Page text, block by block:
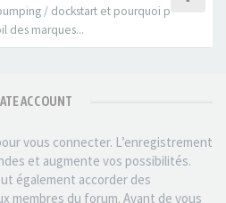
/ dockstart et pourquoi p
des marques...
ACCOUNT
vous connecter. L’enregistrement
et augmente vos possibilités.
également accorder des
membres du forum. Avant de vous